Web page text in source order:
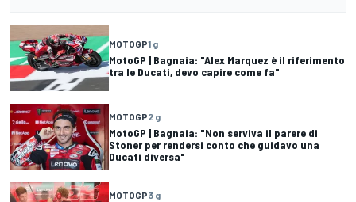
MOTOGP1 g
MotoGP | Bagnaia: "Alex Marquez è il riferimento
tra le Ducati, devo capire come fa"
MOTOGP2 g
MotoGP | Bagnaia: "Non serviva il parere di
Stoner per rendersi conto che guidavo una
Ducati diversa"
MOTOGP3 g